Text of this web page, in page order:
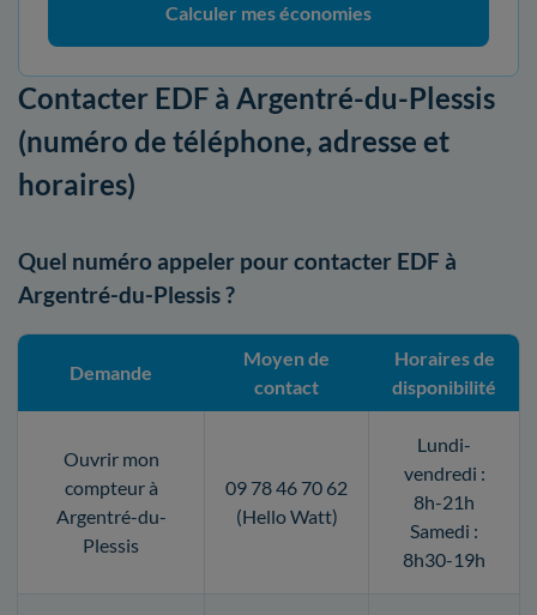
Calculer mes économies
Contacter EDF à Argentré-du-Plessis
(numéro de téléphone, adresse et
horaires)
Quel numéro appeler pour contacter EDF à
Argentré-du-Plessis ?
Demande
Moyen de
contact
Horaires de
disponibilité
Ouvrir mon
compteur à
Argentré-du-
Plessis
09 78 46 70 62
(Hello Watt)
Lundi-
vendredi :
8h-21h
Samedi :
8h30-19h